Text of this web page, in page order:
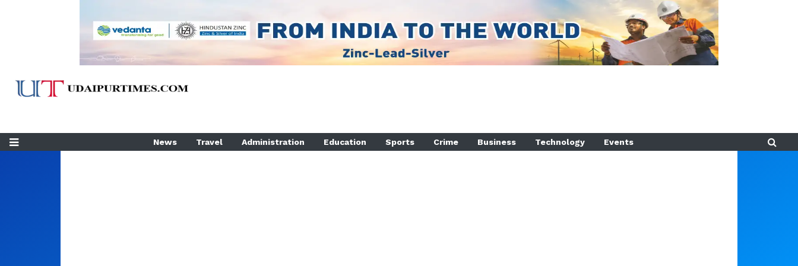
News Travel Administration Education Sports Crime Business Technology Events